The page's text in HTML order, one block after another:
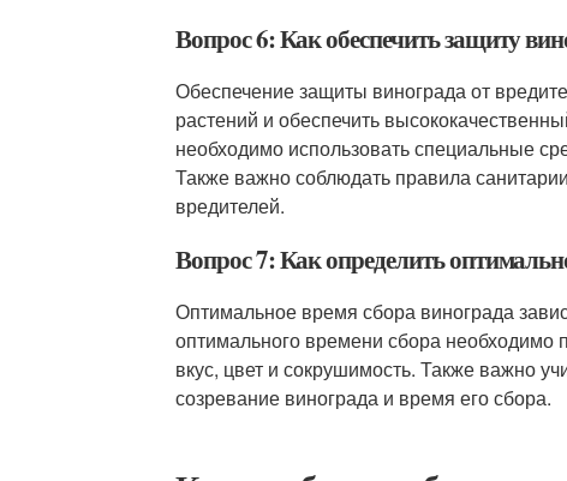
Вопрос 6: Как обеспечить защиту
Обеспечение защиты винограда от
растений и обеспечить
необходимо использовать специальные
Также важно соблюдать правила
вредителей.
Вопрос 7: Как определить
Оптимальное время сбора винограда
оптимального времени сбора необходимо
вкус, цвет и сокрушимость. Также важно
созревание винограда и время его сбора.